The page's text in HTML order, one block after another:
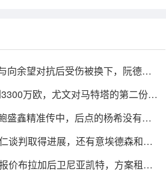
向余望对抗后受伤被换下，阮德英
万欧，尤文对马特塔的第二份报
盛鑫精准传中，后点的杨希没有顶
谈判取得进展，还有意埃德森和若
价布拉加后卫尼亚凯特，方案租借